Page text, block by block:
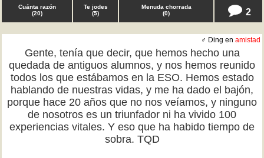
Cuánta razón
(20)
Te jodes
(5)
Menuda chorrada
(0) 2
♂ Ding en amistad
Gente, tenía que decir, que hemos hecho una
quedada de antiguos alumnos, y nos hemos reunido
todos los que estábamos en la ESO. Hemos estado
hablando de nuestras vidas, y me ha dado el bajón,
porque hace 20 años que no nos veíamos, y ninguno
de nosotros es un triunfador ni ha vivido 100
experiencias vitales. Y eso que ha habido tiempo de
sobra. TQD